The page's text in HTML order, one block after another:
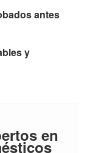
antes
y
en